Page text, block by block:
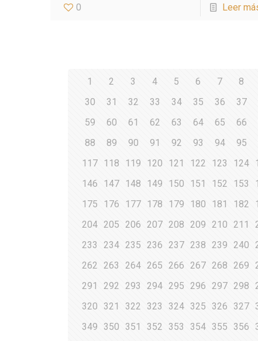
0 Leer
1 2 3 4 5 6 7 8
30
31 32 33 34 35 36 37
59
60 61 62 63 64 65 66
88
89 90 91 92 93 94 95
117 118 119 120 121 122 123 124
146
147 148 149 150 151 152 153
175
176 177 178 179 180 181 182
204 205 206 207 208 209 210 211
233
234 235 236 237 238 239 240
262
263 264 265 266 267 268 269
291
292 293 294 295 296 297 298
320
321 322 323 324 325 326 327
349
350 351 352 353 354 355 356